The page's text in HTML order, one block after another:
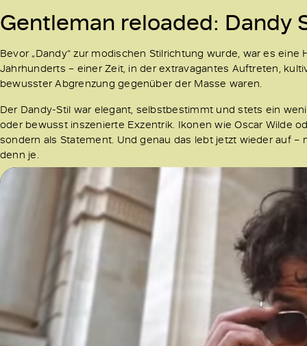
Gentleman reloaded: Dandy
Bevor „Dandy“ zur modischen Stilrichtung wurde, war es
Jahrhunderts – einer Zeit, in der extravagantes Auftreten,
bewusster Abgrenzung gegenüber der Masse waren.
Der Dandy-Stil war elegant, selbstbestimmt und stets ein
oder bewusst inszenierte Exzentrik. Ikonen wie Oscar Wilde
sondern als Statement. Und genau das lebt jetzt wieder auf
denn je.